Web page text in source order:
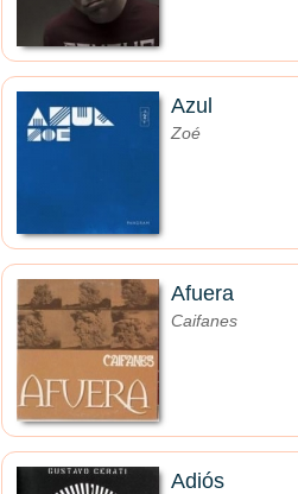
Azul
Zoé
Afuera
Caifanes
Adiós